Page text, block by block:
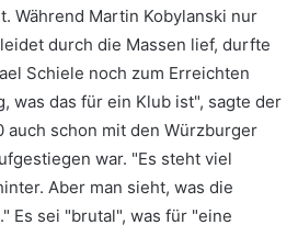
Während Martin Kobylanski nur
durch die Massen lief, durfte
Schiele noch zum Erreichten
was das für ein Klub ist", sagte der
auch schon mit den Würzburger
war. "Es steht viel
Aber man sieht, was die
Es sei "brutal", was für "eine